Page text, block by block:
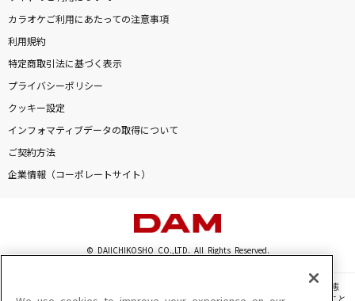
カラオケご利用にあたっての注意事項
利用規約
特定商取引法に基づく表示
プライバシーポリシー
クッキー設定
インフォマティブデータの取得について
ご契約方法
企業情報（コーポレートサイト）
© DAIICHIKOSHO CO.,LTD. All Rights Reserved.
このサイトに掲載されている一切の文章・画像・写真・動画・音声等を、手段や形態